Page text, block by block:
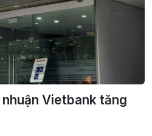
Vietbank tăng